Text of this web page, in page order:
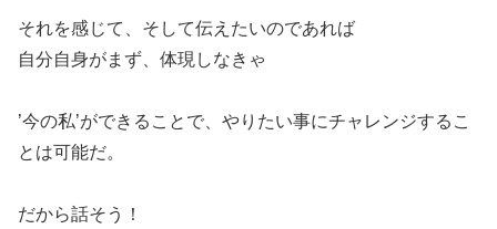
それを感じて、そして伝えたいのであれば
自分自身がまず、体現しなきゃ
’今の私’ができることで、やりたい事にチャレンジするこ
とは可能だ。
だから話そう！